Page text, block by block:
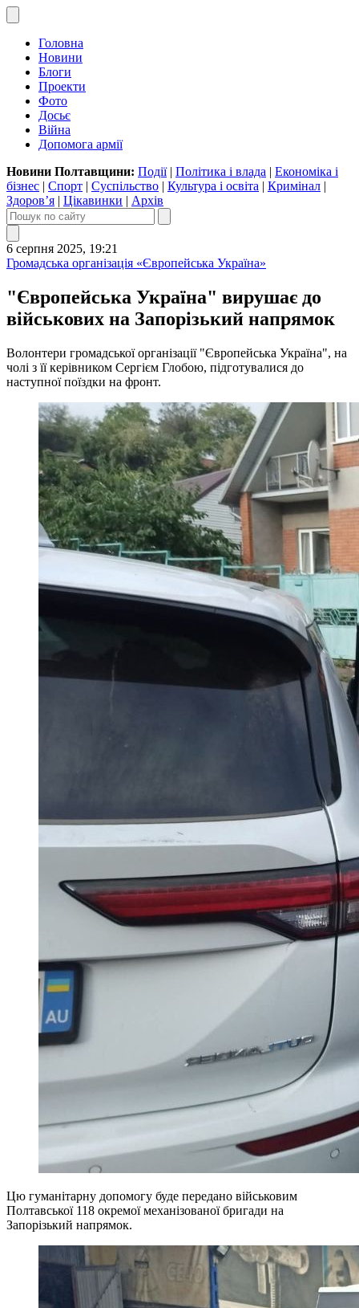
Головна
Новини
Блоги
Проекти
Фото
Досьє
Війна
Допомога армії
Новини Полтавщини: Події| Політика і влада | Економіка і
бізнес | Спорт | Суспільство | Культура і освіта | Кримінал |
Здоров’я | Цікавинки | Архів
6 серпня 2025, 19:21
Громадська організація «Європейська Україна»
"Європейська Україна" вирушає до
військових на Запорізький напрямок
Волонтери громадської організації "Європейська Україна", на
чолі з її керівником Сергієм Глобою, підготувалися до
наступної поїздки на фронт.
Цю гуманітарну допомогу буде передано військовим
Полтавської 118 окремої механізованої бригади на
Запорізький напрямок.